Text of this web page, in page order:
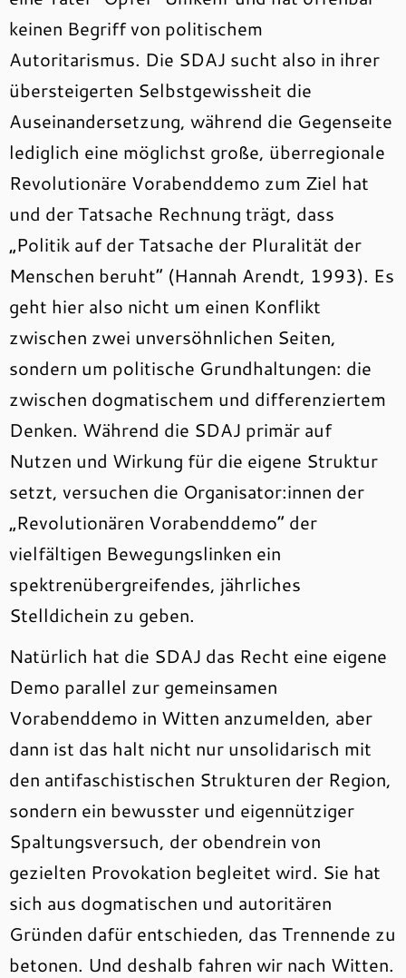
keinen Begriff von politischem
Autoritarismus. Die SDAJ sucht also in ihrer
übersteigerten Selbstgewissheit die
Auseinandersetzung, während die Gegenseite
lediglich eine möglichst große, überregionale
Revolutionäre Vorabenddemo zum Ziel hat
und der Tatsache Rechnung trägt, dass
„Politik auf der Tatsache der Pluralität der
Menschen beruht“ (Hannah Arendt, 1993). Es
geht hier also nicht um einen Konflikt
zwischen zwei unversöhnlichen Seiten,
sondern um politische Grundhaltungen: die
zwischen dogmatischem und differenziertem
Denken. Während die SDAJ primär auf
Nutzen und Wirkung für die eigene Struktur
setzt, versuchen die Organisator:innen der
„Revolutionären Vorabenddemo“ der
vielfältigen Bewegungslinken ein
spektrenübergreifendes, jährliches
Stelldichein zu geben.
Natürlich hat die SDAJ das Recht eine eigene
Demo parallel zur gemeinsamen
Vorabenddemo in Witten anzumelden, aber
dann ist das halt nicht nur unsolidarisch mit
den antifaschistischen Strukturen der Region,
sondern ein bewusster und eigennütziger
Spaltungsversuch, der obendrein von
gezielten Provokation begleitet wird. Sie hat
sich aus dogmatischen und autoritären
Gründen dafür entschieden, das Trennende zu
betonen. Und deshalb fahren wir nach Witten.